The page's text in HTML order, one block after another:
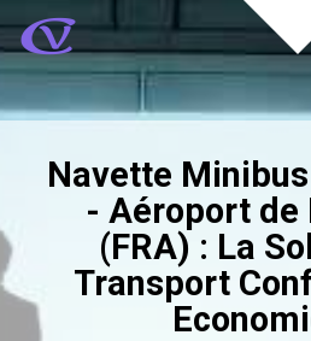
Navette
- Aéroport de
(FRA) : La
Transport